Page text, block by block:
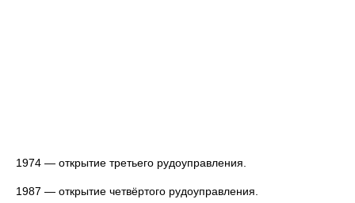
1974 — открытие третьего рудоуправления.
1987 — открытие четвёртого рудоуправления.